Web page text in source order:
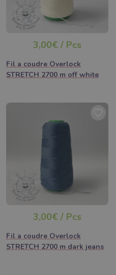
3,00€ / Pcs
Fil a coudre Overlock
STRETCH 2700 m off white
3,00€ / Pcs
Fil a coudre Overlock
STRETCH 2700 m dark jeans